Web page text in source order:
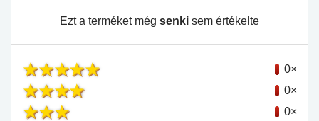
Ezt a terméket még senki sem értékelte
0×
0×
0×